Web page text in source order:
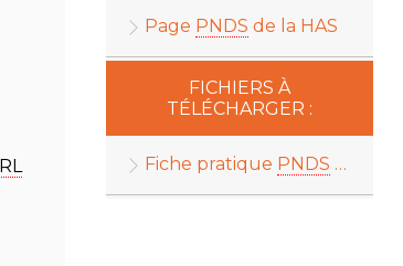
Page PNDS de la HAS
FICHIERS À
TÉLÉCHARGER :
Fiche pratique PNDS